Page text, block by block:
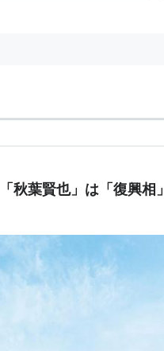
秋葉賢也」は「復興相